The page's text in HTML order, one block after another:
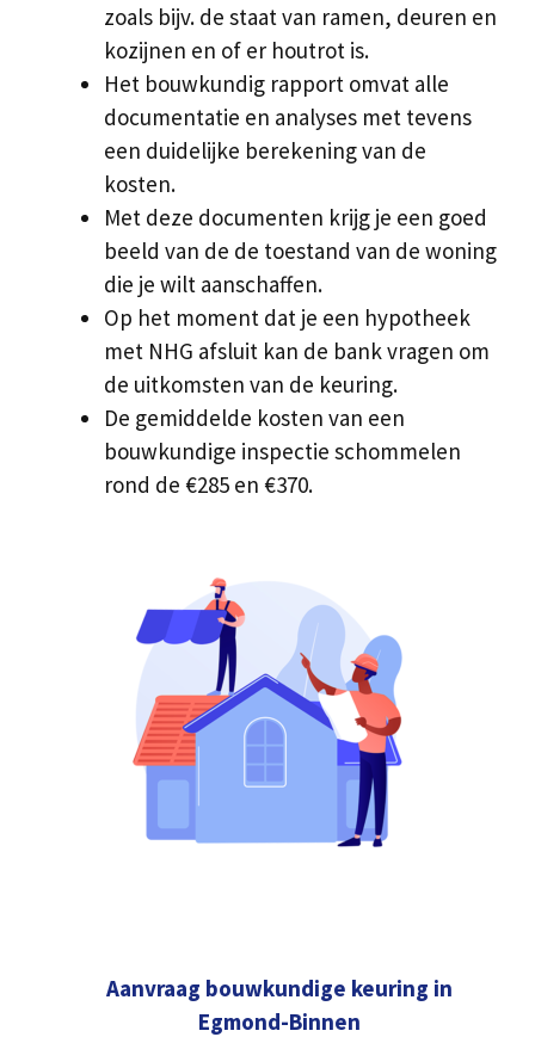
zoals bijv. de staat van ramen, deuren en
kozijnen en of er houtrot is.
Het bouwkundig rapport omvat alle
documentatie en analyses met tevens
een duidelijke berekening van de
kosten.
Met deze documenten krijg je een goed
beeld van de de toestand van de woning
die je wilt aanschaffen.
Op het moment dat je een hypotheek
met NHG afsluit kan de bank vragen om
de uitkomsten van de keuring.
De gemiddelde kosten van een
bouwkundige inspectie schommelen
rond de €285 en €370.
Aanvraag bouwkundige keuring in
Egmond-Binnen